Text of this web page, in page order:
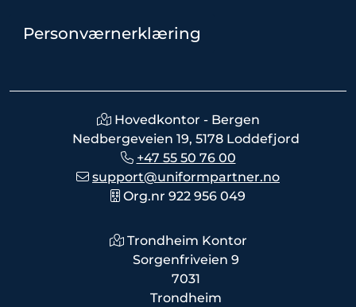
Personværnerklæring
Hovedkontor - Bergen
Nedbergeveien 19, 5178 Loddefjord
+47 55 50 76 00
support@uniformpartner.no
Org.nr 922 956 049
Trondheim Kontor
Sorgenfriveien 9
7031
Trondheim